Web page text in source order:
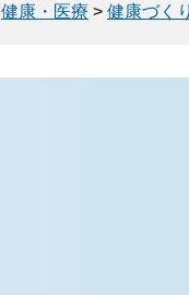
健康・医療 > 健康づくり